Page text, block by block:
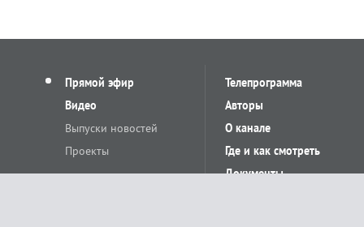
Прямой эфир
Видео
Выпуски новостей
Проекты
Телепрограмма
Авторы
О канале
Где и как смотреть
Документы